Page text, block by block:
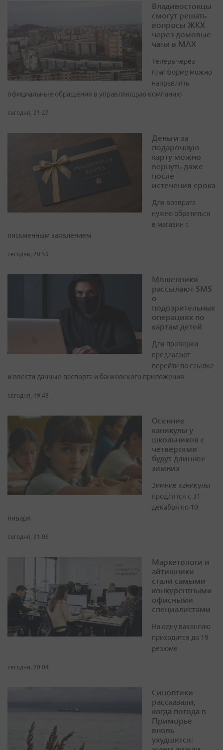
Владивостокцы
смогут решать
вопросы ЖКХ
через домовые
чаты в МАХ
Теперь через
платформу можно
направлять
официальные обращения в управляющую компанию
сегодня, 21:27
Деньги за
подарочную
карту можно
вернуть даже
после
истечения срока
Для возврата
нужно обратиться
в магазин с
письменным заявлением
сегодня, 20:59
Мошенники
рассылают SMS
о
подозрительных
операциях по
картам детей
Для проверки
предлагают
перейти по ссылке
и ввести данные паспорта и банковского приложения
сегодня, 19:48
Осенние
каникулы у
школьников с
четвертями
будут длиннее
зимних
Зимние каникулы
продлятся с 31
декабря по 10
января
сегодня, 21:06
Маркетологи и
айтишники
стали самыми
конкурентными
офисными
специалистами
На одну вакансию
приходится до 19
резюме
сегодня, 20:04
Синоптики
рассказали,
когда погода в
Приморье
вновь
ухудшится: